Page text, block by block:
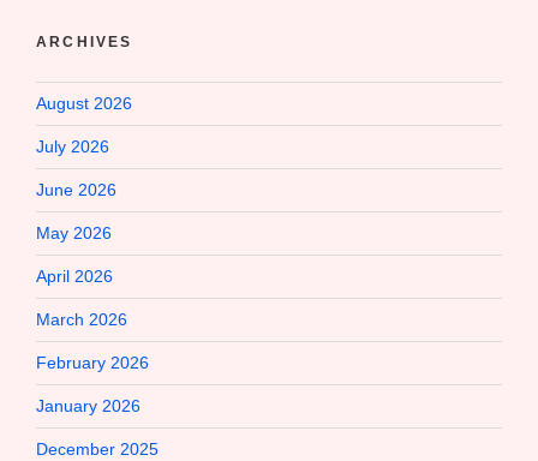
ARCHIVES
August 2026
July 2026
June 2026
May 2026
April 2026
March 2026
February 2026
January 2026
December 2025